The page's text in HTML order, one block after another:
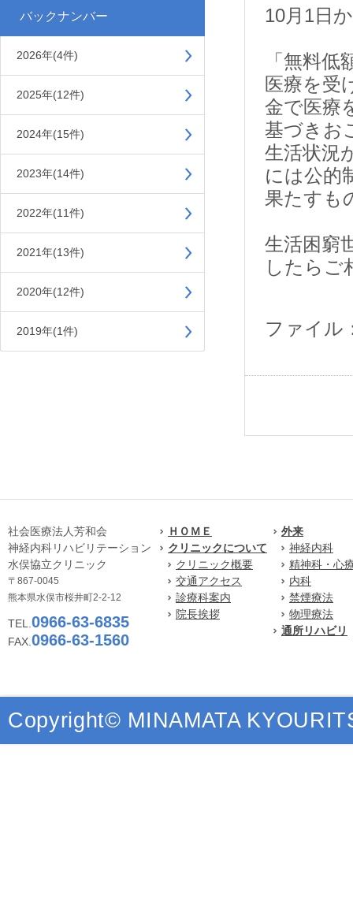
バックナンバー
2026年(4件)
2025年(12件)
2024年(15件)
2023年(14件)
2022年(11件)
2021年(13件)
2020年(12件)
2019年(1件)
10月1日
「無料
医療を受
金で医療
基づきお
生活状況
には公的
果たすも
生活困窮
したらご
ファイル
社会医療法人芳和会
神経内科リハビリテーション
水俣協立クリニック
〒867-0045
熊本県水俣市桜井町2-2-12
TEL. 0966-63-6835
FAX. 0966-63-1560
ＨＯＭＥ
クリニックについて
クリニック概要
交通アクセス
診療科案内
院長挨拶
外来
神経内科
精神科・心
内科
禁煙療法
物理療法
通所リハビリ
Copyright© MINAMATA